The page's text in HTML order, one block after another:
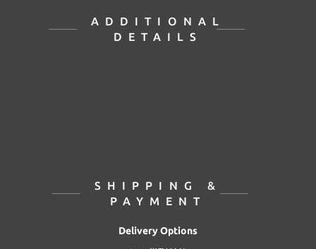
ADDITIONAL
DETAILS
SHIPPING &
PAYMENT
Delivery Options